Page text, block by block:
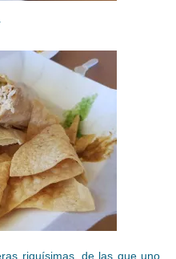
riquísimas, de las que uno